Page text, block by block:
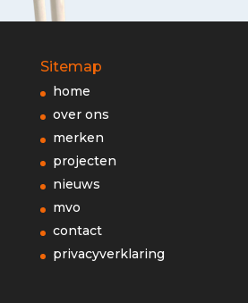
Sitemap
home
over ons
merken
projecten
nieuws
mvo
contact
privacyverklaring